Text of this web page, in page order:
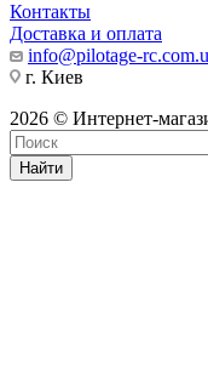
Контакты
Доставка и оплата
info@pilotage-
г. Киев
2026 © Интернет-
Найти